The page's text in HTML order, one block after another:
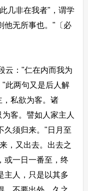
几非在我者"，谓学
他无所事也。"〔必
："仁在内而我为
此两句又是后人解
私欲为客。诸
客。譬如人家主人
久须归来。"日月至
，又出去。出去之
或一日一番至，终
主人，只是以其多